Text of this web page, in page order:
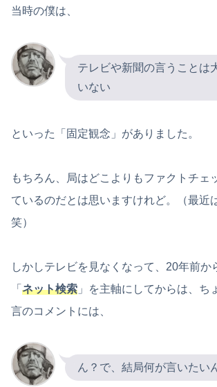
当時の僕は、
テレビや新聞の言うことは
いない
といった「固定観念」がありました。
もちろん、局はどこよりもファクトチェ
ているのだとは思いますけれど。（最近
笑）
しかしテレビを見なくなって、20年前か
「 ネット検索 」を主軸にしてからは、ち
言のコメントには、
ん？で、結局何が言いたい